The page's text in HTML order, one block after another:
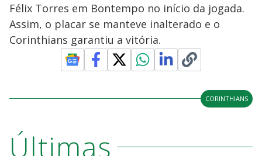
Félix Torres em Bontempo no início da jogada.
Assim, o placar se manteve inalterado e o
Corinthians garantiu a vitória.
CORINTHIANS
Últimas